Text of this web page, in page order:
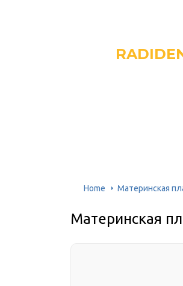
Home Материнская
Материнская